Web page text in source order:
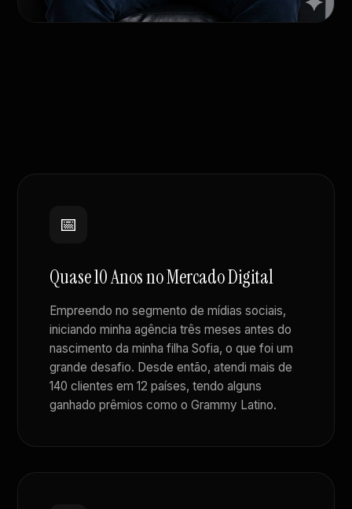
📅
Quase 10 Anos no Mercado Digital
Empreendo no segmento de mídias sociais,
iniciando minha agência três meses antes do
nascimento da minha filha Sofia, o que foi um
grande desafio. Desde então, atendi mais de
140 clientes em 12 países, tendo alguns
ganhado prêmios como o Grammy Latino.